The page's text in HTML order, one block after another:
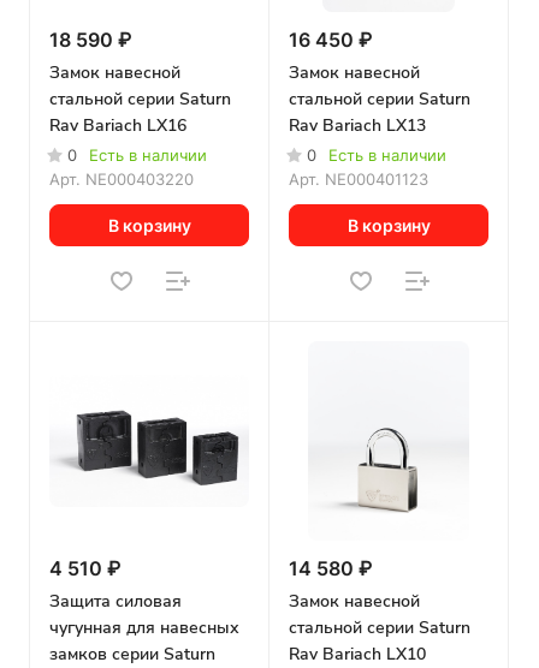
18 590 ₽
Замок навесной
стальной серии Saturn
Rav Bariach LX16
0
Есть в наличии
Арт. NE000403220
В корзину
16 450 ₽
Замок навесной
стальной серии Saturn
Rav Bariach LX13
0
Есть в наличии
Арт. NE000401123
В корзину
4 510 ₽
Защита силовая
чугунная для навесных
замков серии Saturn
14 580 ₽
Замок навесной
стальной серии Saturn
Rav Bariach LX10